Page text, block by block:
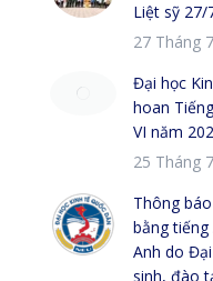
Liệt sỹ 27/
27 Tháng
Đại học
hoan
VI năm
25 Tháng
Thông
bằng
Anh do
sinh, đào